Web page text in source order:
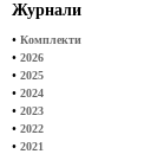
Журнали
• Комплекти
• 2026
• 2025
• 2024
• 2023
• 2022
• 2021